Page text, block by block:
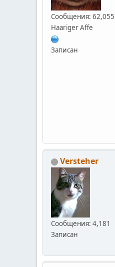
Сообщения: 62,055
Haariger Affe
Записан
Versteher
Сообщения: 4,181
Записан